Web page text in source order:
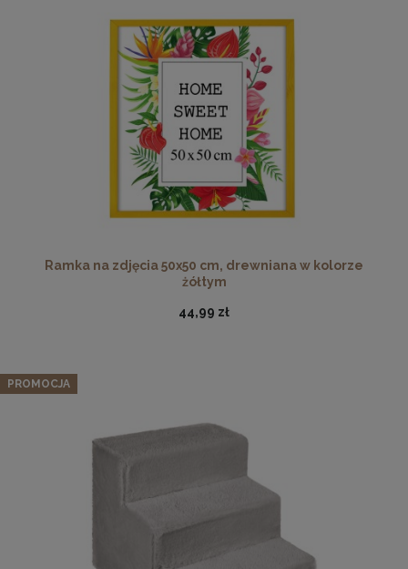
Twarda podkładka korkowa z nadrukiem w rozmiarze
30x40 cm - Cat 2
15,99 zł
DO KOSZYKA
Ramka na zdjęcia 35 x 50 cm czarna, z naturalnego drewna
Ramka na zdjęcia 50x50 cm, drewniana w kolorze
żółtym
44,99 zł
PROMOCJA